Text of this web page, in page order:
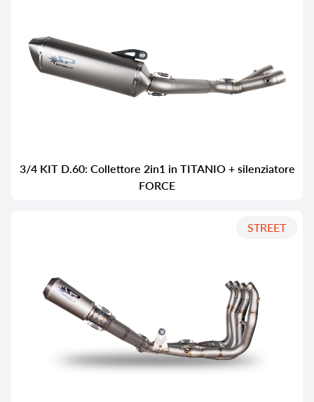
3/4 KIT D.60: Collettore 2in1 in TITANIO + silenziatore
FORCE
STREET